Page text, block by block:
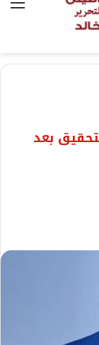
بعد